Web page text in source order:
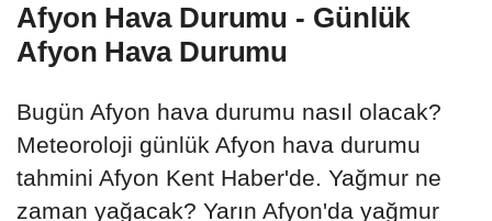
Afyon Hava Durumu - Günlük
Afyon Hava Durumu
Bugün Afyon hava durumu nasıl olacak?
Meteoroloji günlük Afyon hava durumu
tahmini Afyon Kent Haber'de. Yağmur ne
zaman yağacak? Yarın Afyon'da yağmur